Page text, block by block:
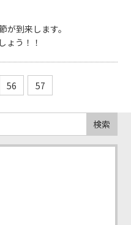
到来します。
ょう！！
56 57